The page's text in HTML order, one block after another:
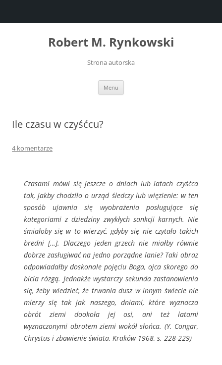
Przejdź
Robert M. Rynkowski
Strona autorska
Menu
Ile czasu w czyśćcu?
4 komentarze
Czasami mówi się jeszcze o dniach lub latach czyśćca
tak, jakby chodziło o urząd śledczy lub więzienie: w ten
sposób ujawnia się wyobrażenia posługujące się
kategoriami z dziedziny zwykłych sankcji karnych. Nie
śmiałoby się w to wierzyć, gdyby się nie czytało takich
bredni […]. Dlaczego jeden grzech nie miałby równie
dobrze zasługiwać na jedno porządne lanie? Taki obraz
odpowiadałby doskonale pojęciu Boga, ojca skorego do
bicia rózgą. Jednakże wystarczy sekunda zastanowienia
się, żeby wiedzieć, że trwania dusz w innym świecie nie
mierzy się tak jak naszego, dniami, które wyznacza
obrót ziemi dookoła jej osi, ani też latami
wyznaczonymi obrotem ziemi wokół słońca. (Y. Congar,
Chrystus i zbawienie świata, Kraków 1968, s. 228-229)